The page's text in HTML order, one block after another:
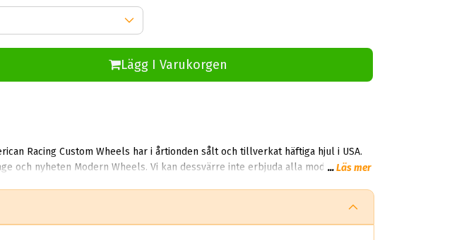
Lägg I Varukorgen
Racing Custom Wheels har i årtionden sålt och tillverkat häftiga hjul i USA.
dessvärre inte erbjuda alla modeller då vi
...Läs mer